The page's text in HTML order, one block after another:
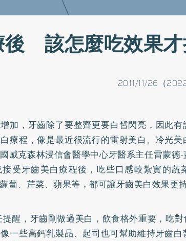
該怎麼吃效果才
2011/11/26（
加，牙齒除了要整齊更要白皙閃亮，因此
療程，像是最近很流行的雷射美白、冷光
威克森林浸信會醫學中心牙醫系主任雷蒙德
受牙齒美白療程後，吃些口感較紮實的蔬
蔔、芹菜、蘋果等，都可讓牙齒美白效果更持
提醒，牙齒剛做過美白，飲食格外重要，吃
一些高鈣乳製品、起司也可幫助維持牙齒